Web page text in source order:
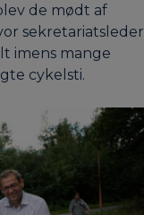
de mødt af
sekretariatsleder
imens mange
cykelsti.